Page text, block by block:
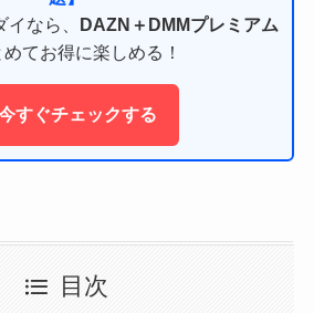
なら、
DAZN＋DMMプレミアム
めてお得に楽しめる！
すぐチェックする
目次